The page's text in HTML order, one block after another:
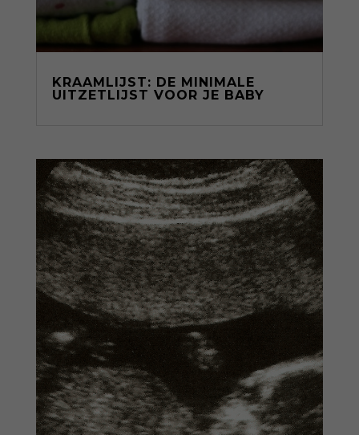
KRAAMLIJST: DE MINIMALE
UITZETLIJST VOOR JE BABY